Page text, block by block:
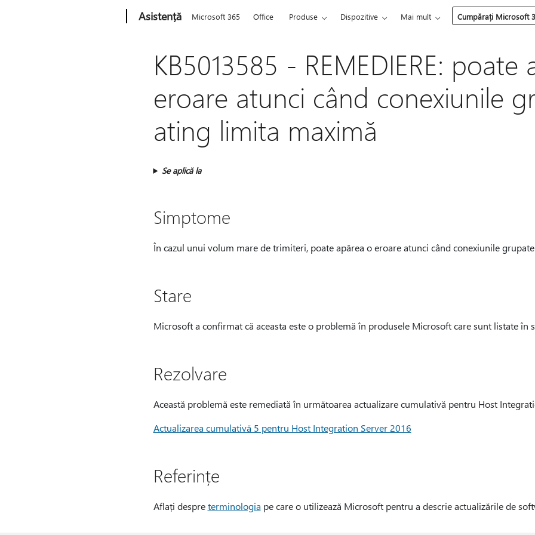
Asistență Microsoft 365 Office Produse Dispozitive Mai mult Cumpărați Microsoft
KB5013585 - REMEDIERE: poate
eroare atunci când conexiunile
ating limita maximă
Se aplică la
Simptome
În cazul unui volum mare de trimiteri, poate apărea o eroare atunci când conexiunile
Stare
Microsoft a confirmat că aceasta este o problemă în produsele Microsoft care sunt listate în
Rezolvare
Această problemă este remediată în următoarea actualizare cumulativă pentru Host
Actualizarea cumulativă 5 pentru Host Integration Server 2016
Referințe
Aflați despreterminologia pe care o utilizează Microsoft pentru a descrie actualizările de